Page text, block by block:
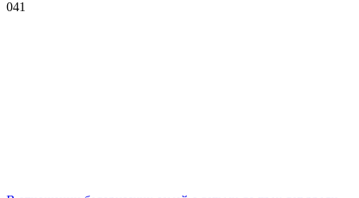
041